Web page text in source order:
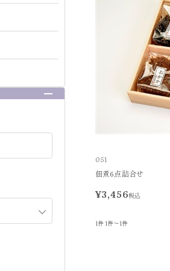
051
佃煮6点詰合せ
¥3,456税込
1件 1件～1件